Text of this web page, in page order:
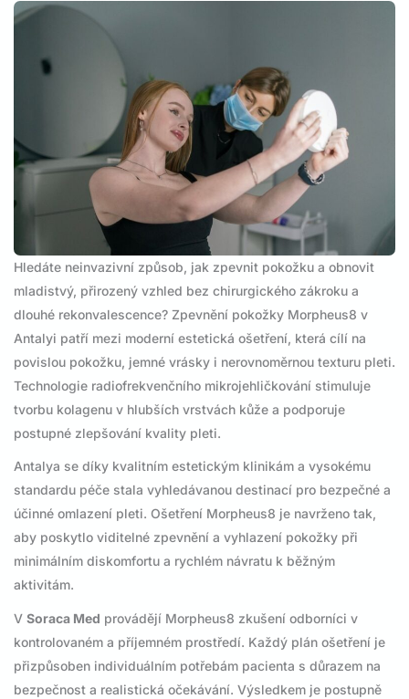
Hledáte neinvazivní způsob, jak zpevnit pokožku a obnovit
mladistvý, přirozený vzhled bez chirurgického zákroku a
dlouhé rekonvalescence? Zpevnění pokožky Morpheus8 v
Antalyi patří mezi moderní estetická ošetření, která cílí na
povislou pokožku, jemné vrásky i nerovnoměrnou texturu pleti.
Technologie radiofrekvenčního mikrojehličkování stimuluje
tvorbu kolagenu v hlubších vrstvách kůže a podporuje
postupné zlepšování kvality pleti.
Antalya se díky kvalitním estetickým klinikám a vysokému
standardu péče stala vyhledávanou destinací pro bezpečné a
účinné omlazení pleti. Ošetření Morpheus8 je navrženo tak,
aby poskytlo viditelné zpevnění a vyhlazení pokožky při
minimálním diskomfortu a rychlém návratu k běžným
aktivitám.
V Soraca Med provádějí Morpheus8 zkušení odborníci v
kontrolovaném a příjemném prostředí. Každý plán ošetření je
přizpůsoben individuálním potřebám pacienta s důrazem na
bezpečnost a realistická očekávání. Výsledkem je postupně